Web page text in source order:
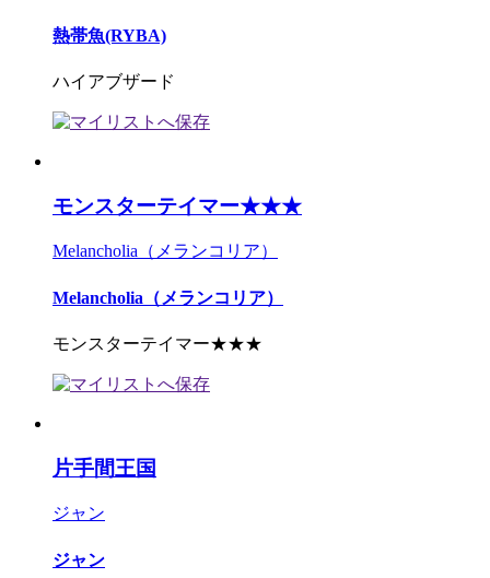
熱帯魚(RYBA)
ハイアブザード
モンスターテイマー★★★
Melancholia（メランコリア）
Melancholia（メランコリア）
モンスターテイマー★★★
片手間王国
ジャン
ジャン